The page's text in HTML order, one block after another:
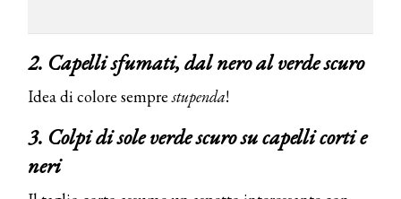
2. Capelli sfumati, dal nero al verde scuro
Idea di colore semprestupenda!
3. Colpi di sole verde scuro su capelli corti e
neri